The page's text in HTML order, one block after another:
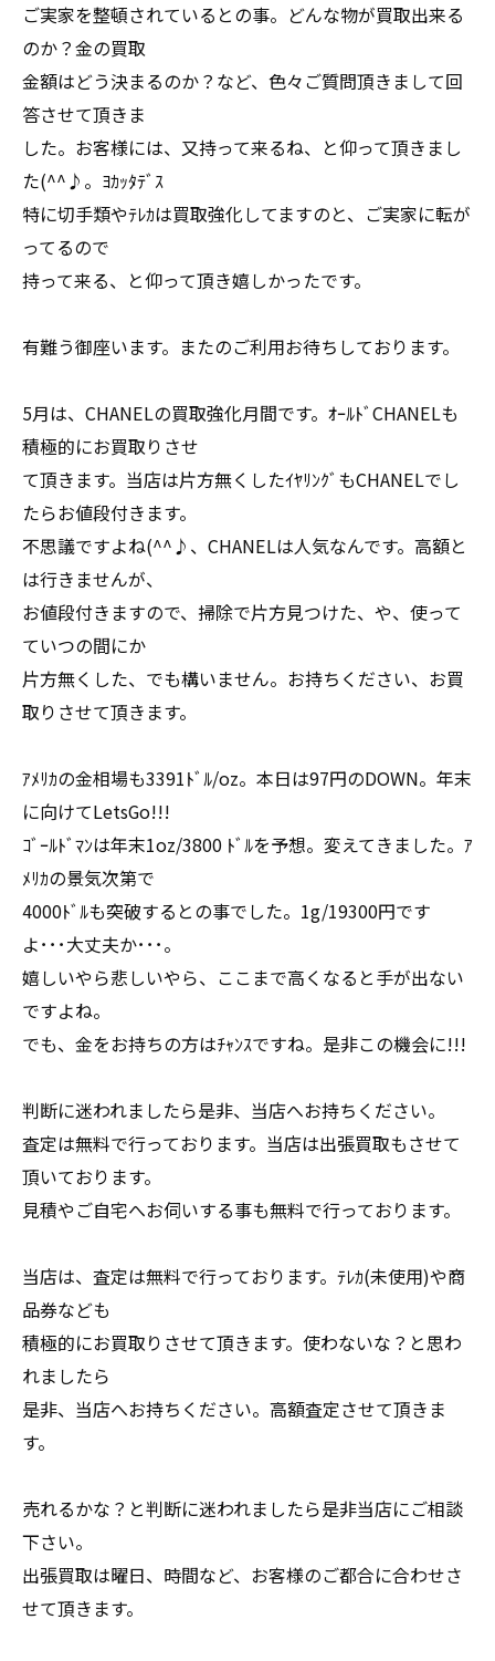
ご実家を整頓されているとの事。どんな物が買取出来る
のか？金の買取
金額はどう決まるのか？など、色々ご質問頂きまして回
答させて頂きま
した。お客様には、又持って来るね、と仰って頂きまし
た(^^♪。ﾖｶｯﾀﾃﾞｽ
特に切手類やﾃﾚｶは買取強化してますのと、ご実家に転が
ってるので
持って来る、と仰って頂き嬉しかったです。
有難う御座います。またのご利用お待ちしております。
5月は、CHANELの買取強化月間です。ｵｰﾙﾄﾞCHANELも
積極的にお買取りさせ
て頂きます。当店は片方無くしたｲﾔﾘﾝｸﾞもCHANELでし
たらお値段付きます。
不思議ですよね(^^♪、CHANELは人気なんです。高額と
は行きませんが、
お値段付きますので、掃除で片方見つけた、や、使って
ていつの間にか
片方無くした、でも構いません。お持ちください、お買
取りさせて頂きます。
ｱﾒﾘｶの金相場も3391ﾄﾞﾙ/oz。本日は97円のDOWN。年末
に向けてLetsGo!!!
ｺﾞｰﾙﾄﾞﾏﾝは年末1oz/3800 ﾄﾞﾙを予想。変えてきました。ｱ
ﾒﾘｶの景気次第で
4000ﾄﾞﾙも突破するとの事でした。1g/19300円です
よ･･･大丈夫か･･･。
嬉しいやら悲しいやら、ここまで高くなると手が出ない
ですよね。
でも、金をお持ちの方はﾁｬﾝｽですね。是非この機会に!!!
判断に迷われましたら是非、当店へお持ちください。
査定は無料で行っております。当店は出張買取もさせて
頂いております。
見積やご自宅へお伺いする事も無料で行っております。
当店は、査定は無料で行っております。ﾃﾚｶ(未使用)や商
品券なども
積極的にお買取りさせて頂きます。使わないな？と思わ
れましたら
是非、当店へお持ちください。高額査定させて頂きま
す。
売れるかな？と判断に迷われましたら是非当店にご相談
下さい。
出張買取は曜日、時間など、お客様のご都合に合わせさ
せて頂きます。